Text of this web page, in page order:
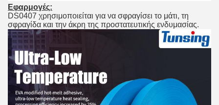
Εφαρμογές:
DS0407 χρησιμοποιείται για να σφραγίσει το μάτι, τη
σφραγίδα και την άκρη της προστατευτικής ενδυμασίας.